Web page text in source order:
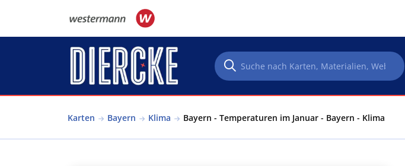
Karten Bayern Klima Bayern - Temperaturen im Januar - Bayern - Klima